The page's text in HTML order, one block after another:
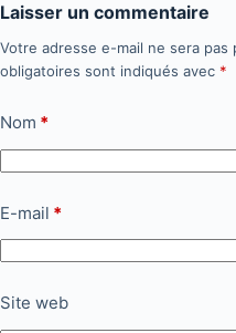
Laisser un commentaire
Votre adresse e-mail ne sera pas
obligatoires sont indiqués avec *
Nom *
E-mail *
Site web